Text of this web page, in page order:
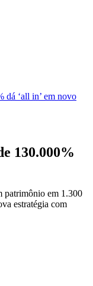
dá ‘all in’ em novo
130.000%
patrimônio em 1.300
estratégia com